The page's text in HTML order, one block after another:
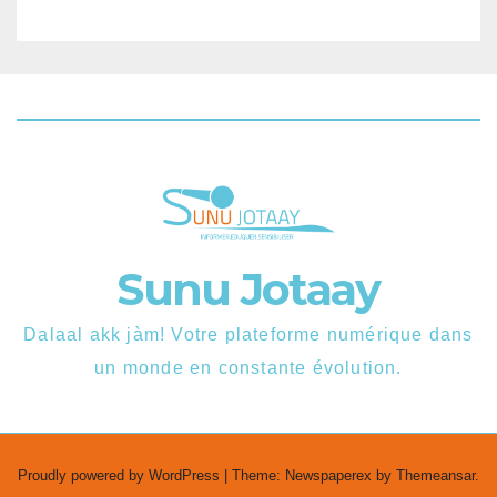
Sunu Jotaay
Dalaal akk jàm! Votre plateforme numérique dans
un monde en constante évolution.
Proudly powered by WordPress Theme: Newspaperex by Themeansar.